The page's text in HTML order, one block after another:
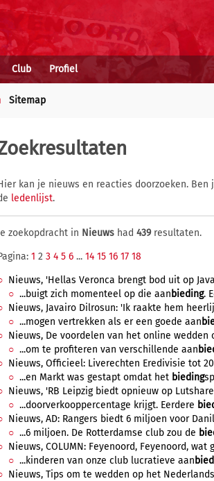
Club Profiel
Sitemap
kan je nieuws en reacties doorzoeken.
ledenlijst.
zoekopdracht in Nieuws had 439resultaten.
1 2 3 4 5 6 ... 14 15 16 17 18
Nieuws, 'Hellas Veronca brengt bod uit op
...buigt zich momenteel op die aan bieding.
Nieuws, Javairo Dilrosun: 'Ik raakte hem
...mogen vertrekken als er een goede aan
Nieuws, De voordelen van het online wedden
...om te profiteren van verschillende aan
Nieuws, Officieel: Liverechten Eredivisie tot
...en Markt was gestapt omdat het bieding
Nieuws, 'RB Leipzig biedt opnieuw op
...doorverkooppercentage krijgt. Eerdere
Nieuws, AD: Rangers biedt 6 miljoen voor
...6 miljoen. De Rotterdamse club zou de
Nieuws, COLUMN: Feyenoord, Feyenoord,
...kinderen van onze club lucratieve aan
Nieuws, Tips om te wedden op het